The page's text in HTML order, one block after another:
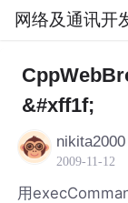
网络及通讯开
社区 网络及
&#xff1f;
nikita2000
2009-11-12
用